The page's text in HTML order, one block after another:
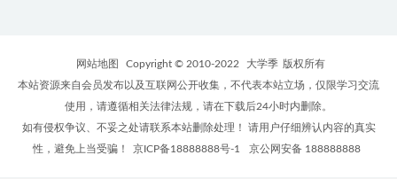
网站地图 Copyright © 2010-2022 大学季 版权所有
本站资源来自会员发布以及互联网公开收集，不代表本站立场，仅限学习交流
使用，请遵循相关法律法规，请在下载后24小时内删除。
如有侵权争议、不妥之处请联系本站删除处理！ 请用户仔细辨认内容的真实
性，避免上当受骗！
京ICP备18888888号-1 京公网安备 188888888